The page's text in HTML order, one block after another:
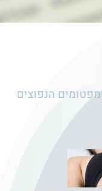
הנפוצים